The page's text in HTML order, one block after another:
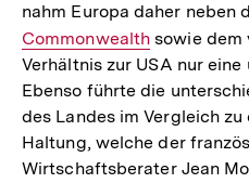
nahm Europa daher neben
Commonwealth sowie dem
Verhältnis zur USA nur
Ebenso führte die
des Landes im Vergleich
Haltung, welche der
Wirtschaftsberater Jean